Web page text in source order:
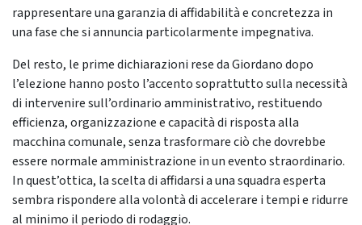
rappresentare una garanzia di affidabilità e concretezza in
una fase che si annuncia particolarmente impegnativa.
Del resto, le prime dichiarazioni rese da Giordano dopo
l’elezione hanno posto l’accento soprattutto sulla necessità
di intervenire sull’ordinario amministrativo, restituendo
efficienza, organizzazione e capacità di risposta alla
macchina comunale, senza trasformare ciò che dovrebbe
essere normale amministrazione in un evento straordinario.
In quest’ottica, la scelta di affidarsi a una squadra esperta
sembra rispondere alla volontà di accelerare i tempi e ridurre
al minimo il periodo di rodaggio.